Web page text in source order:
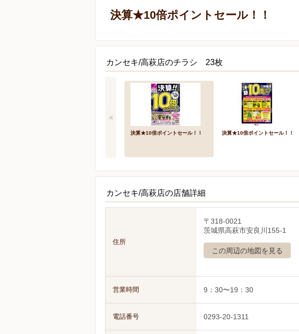
決算★10倍ポイントセール！！
カンセキ/高萩店のチラシ 23枚
決算★10倍ポイントセール！！ 決算★10倍ポイントセール！！
カンセキ/高萩店の店舗詳細
住所
〒318-0021
茨城県高萩市安良川155-1
この周辺の地図を見る
営業時間 9：30〜19：30
電話番号 0293-20-1311